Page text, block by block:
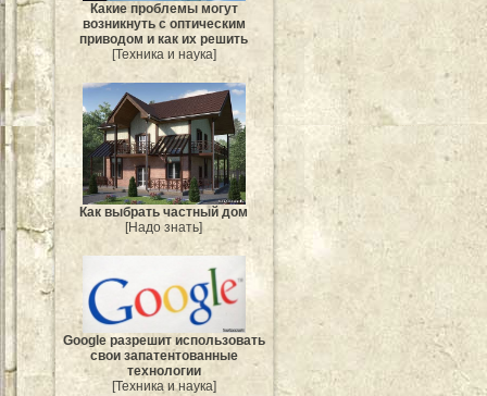
Какие проблемы могут
возникнуть с оптическим
приводом и как их решить
[Техника и наука]
Как выбрать частный дом
[Надо знать]
Google разрешит использовать
свои запатентованные
технологии
[Техника и наука]